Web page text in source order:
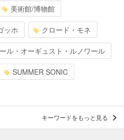
美術館/博物館
ッホ クロード・モネ
ル・オーギュスト・ルノワール
SUMMER SONIC
キーワードをもっと見る